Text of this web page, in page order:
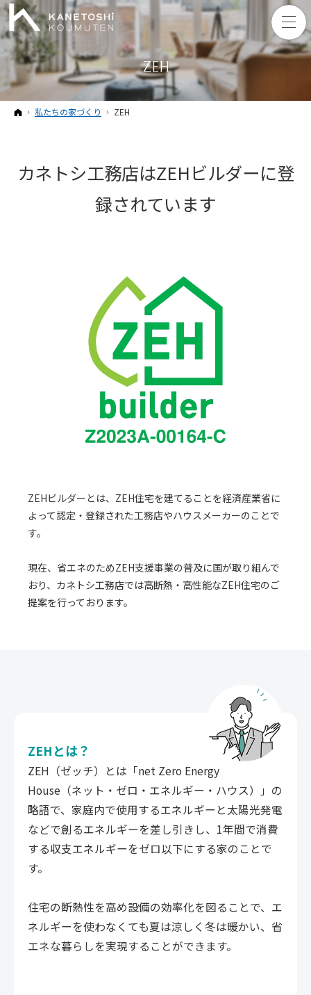
ZEH
ホーム
私たちの家づくり ZEH
カネトシ工務店はZEHビルダーに登
録されています
ZEHビルダーとは、ZEH住宅を建てることを経済産業省に
よって認定・登録された工務店やハウスメーカーのことで
す。
現在、省エネのためZEH支援事業の普及に国が取り組んで
おり、カネトシ工務店では高断熱・高性能なZEH住宅のご
提案を行っております。
ZEHとは？
ZEH（ゼッチ）とは「net Zero Energy
House（ネット・ゼロ・エネルギー・ハウス）」の
略語で、家庭内で使用するエネルギーと太陽光発電
などで創るエネルギーを差し引きし、1年間で消費
する収支エネルギーをゼロ以下にする家のことで
す。
住宅の断熱性を高め設備の効率化を図ることで、エ
ネルギーを使わなくても夏は涼しく冬は暖かい、省
エネな暮らしを実現することができます。